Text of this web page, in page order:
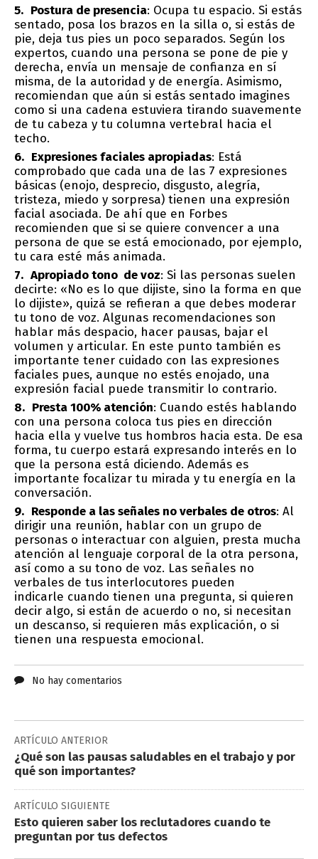
Postura de presencia: Ocupa tu espacio. Si estás
sentado, posa los brazos en la silla o, si estás de
pie, deja tus pies un poco separados. Según los
expertos, cuando una persona se pone de pie y
derecha, envía un mensaje de confianza en sí
misma, de la autoridad y de energía. Asimismo,
recomiendan que aún si estás sentado imagines
como si una cadena estuviera tirando suavemente
de tu cabeza y tu columna vertebral hacia el
techo.
Expresiones faciales apropiadas: Está
comprobado que cada una de las 7 expresiones
básicas (enojo, desprecio, disgusto, alegría,
tristeza, miedo y sorpresa) tienen una expresión
facial asociada. De ahí que en Forbes
recomienden que si se quiere convencer a una
persona de que se está emocionado, por ejemplo,
tu cara esté más animada.
Apropiado tono de voz: Si las personas suelen
decirte: «No es lo que dijiste, sino la forma en que
lo dijiste», quizá se refieran a que debes moderar
tu tono de voz. Algunas recomendaciones son
hablar más despacio, hacer pausas, bajar el
volumen y articular. En este punto también es
importante tener cuidado con las expresiones
faciales pues, aunque no estés enojado, una
expresión facial puede transmitir lo contrario.
Presta 100% atención: Cuando estés hablando
con una persona coloca tus pies en dirección
hacia ella y vuelve tus hombros hacia esta. De esa
forma, tu cuerpo estará expresando interés en lo
que la persona está diciendo. Además es
importante focalizar tu mirada y tu energía en la
conversación.
Responde a las señales no verbales de otros: Al
dirigir una reunión, hablar con un grupo de
personas o interactuar con alguien, presta mucha
atención al lenguaje corporal de la otra persona,
así como a su tono de voz. Las señales no
verbales de tus interlocutores pueden
indicarle cuando tienen una pregunta, si quieren
decir algo, si están de acuerdo o no, si necesitan
un descanso, si requieren más explicación, o si
tienen una respuesta emocional.
No hay comentarios
ARTÍCULO ANTERIOR
¿Qué son las pausas saludables en el trabajo y por
qué son importantes?
ARTÍCULO SIGUIENTE
Esto quieren saber los reclutadores cuando te
preguntan por tus defectos